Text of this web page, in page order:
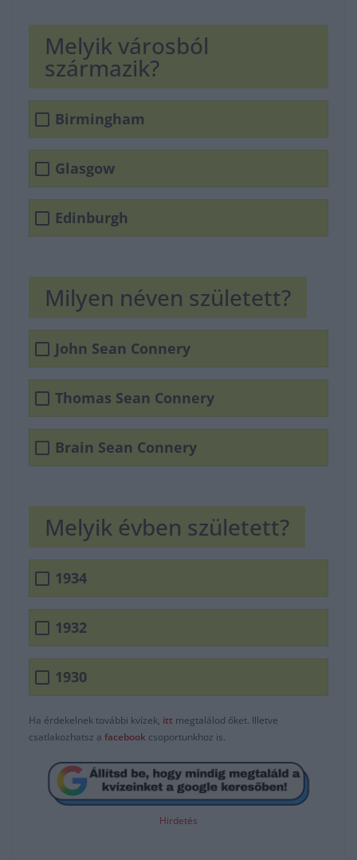
Melyik városból
származik?
Birmingham
Glasgow
Edinburgh
Milyen néven született?
John Sean Connery
Thomas Sean Connery
Brain Sean Connery
Melyik évben született?
1934
1932
1930
Ha érdekelnek további kvízek, itt megtalálod őket. Illetve
csatlakozhatsz a facebook csoportunkhoz is.
Hirdetés